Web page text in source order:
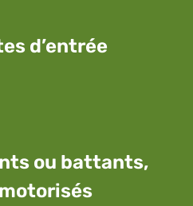
d’entrée
ou battants,